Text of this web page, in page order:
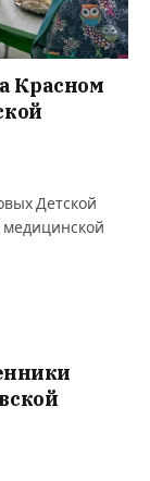
Красном
Детской